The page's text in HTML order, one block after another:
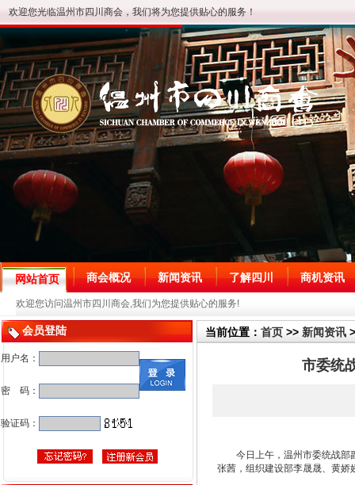
欢迎您光临温州市四川商会，我们将为您提供贴心的服务！
网站首页
欢迎您访问温州市四川商会,我们为您提供贴心的服务!
商会概况 新闻资讯 了解四川 商机资讯
会员登陆
用户名：
密 码：
验证码：
当前位置： 首页 >> 新闻资讯
市委统
今日上午，温州市委统战部
张茜，组织建设部李晟晟、黄娇